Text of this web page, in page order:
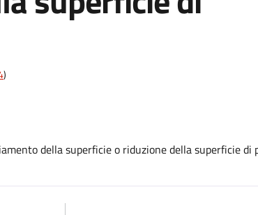
)
della superficie o riduzione della superficie di